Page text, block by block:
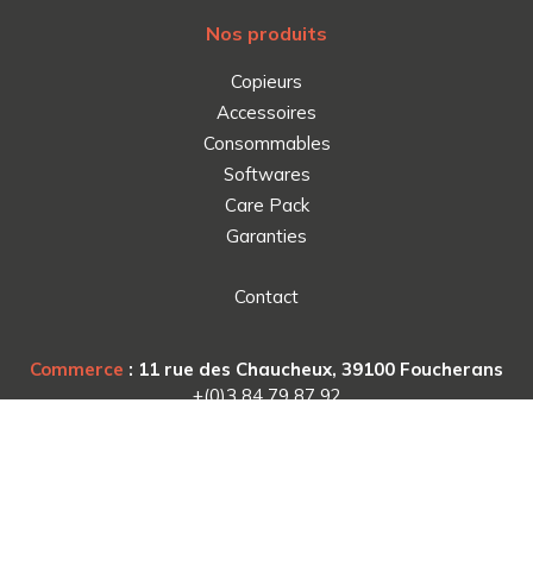
Nos produits
Copieurs
Accessoires
Consommables
Softwares
Care Pack
Garanties
Contact
Commerce : 11 rue des Chaucheux, 39100 Foucherans
+(0)3 84 79 87 92